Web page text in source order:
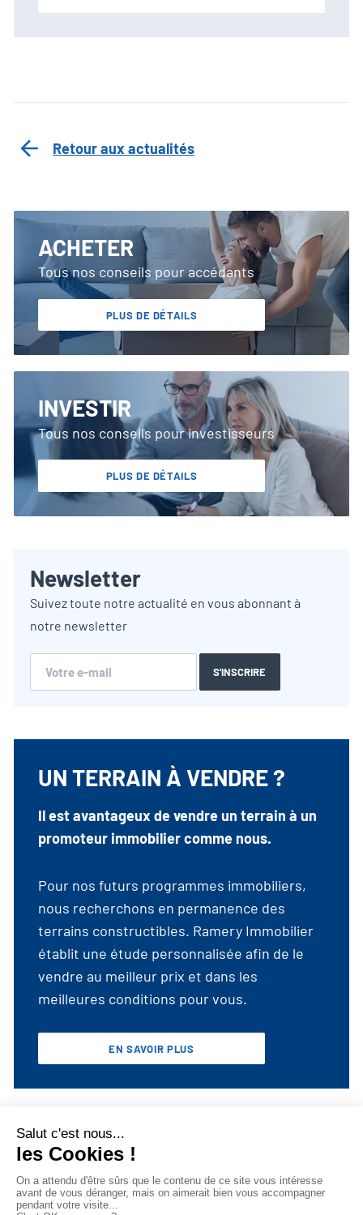
Retour aux actualités
ACHETER
Tous nos conseils pour accédants
PLUS DE DÉTAILS
INVESTIR
Tous nos conseils pour investisseurs
PLUS DE DÉTAILS
Newsletter
Suivez toute notre actualité en vous abonnant à
notre newsletter
S'INSCRIRE
UN TERRAIN À VENDRE ?
Il est avantageux de vendre un terrain à un
promoteur immobilier comme nous.
Pour nos futurs programmes immobiliers,
nous recherchons en permanence des
terrains constructibles. Ramery Immobilier
établit une étude personnalisée afin de le
vendre au meilleur prix et dans les
meilleures conditions pour vous.
EN SAVOIR PLUS
Mentions légales